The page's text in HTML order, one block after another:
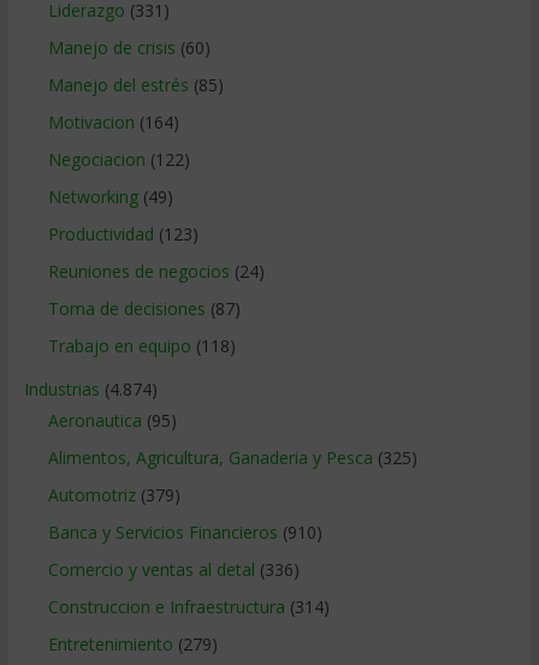
Liderazgo (331)
Manejo de crisis (60)
Manejo del estrés (85)
Motivacion (164)
Negociacion (122)
Networking(49)
Productividad (123)
Reuniones de negocios (24)
Toma de decisiones (87)
Trabajo en equipo (118)
Industrias (4.874)
Aeronautica (95)
Alimentos, Agricultura, Ganaderia y Pesca (325)
Automotriz(379)
Banca y Servicios Financieros (910)
Comercio y ventas al detal (336)
Construccion e Infraestructura (314)
Entretenimiento (279)